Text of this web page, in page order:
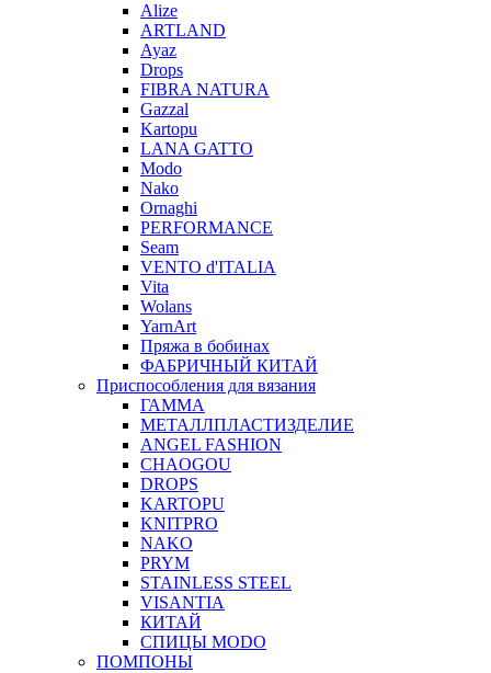
Alize
ARTLAND
Ayaz
Drops
FIBRA NATURA
Gazzal
Kartopu
LANA GATTO
Modo
Nako
Ornaghi
PERFORMANCE
Seam
VENTO d'ITALIA
Vita
Wolans
YarnArt
Пряжа в бобинах
ФАБРИЧНЫЙ КИТАЙ
Приспособления для вязания
ГАММА
МЕТАЛЛПЛАСТИЗДЕЛИЕ
ANGEL FASHION
CHAOGOU
DROPS
KARTOPU
KNITPRO
NAKO
PRYM
STAINLESS STEEL
VISANTIA
КИТАЙ
СПИЦЫ MODO
ПОМПОНЫ